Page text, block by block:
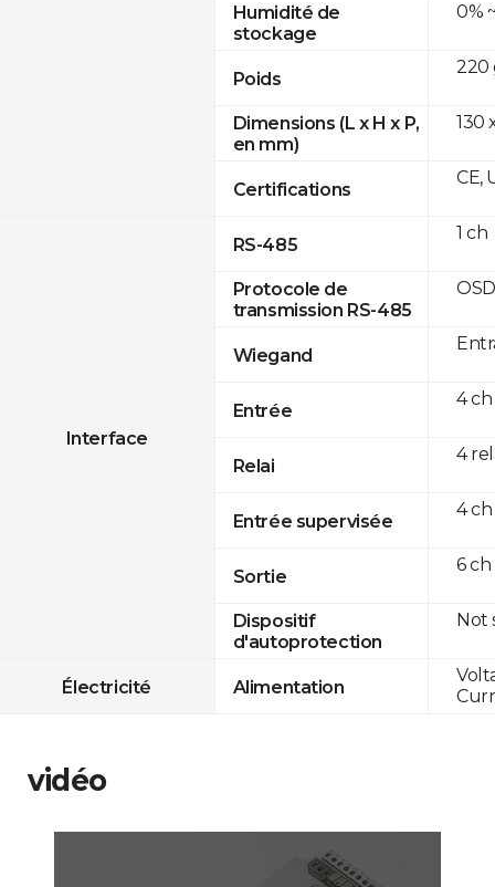
Humidité de
stockage
Poids
Dimensions (L x H x P,
en mm)
Certifications
Interface
RS-485
Protocole de
transmission RS-485
Wiegand
Entrée
Relai
Entrée supervisée
Sortie
Dispositif
d'autoprotection
Électricité Alimentation
0%
220
130
CE,
1 ch
4 ch
4
4 ch
6 ch
Not
vidéo